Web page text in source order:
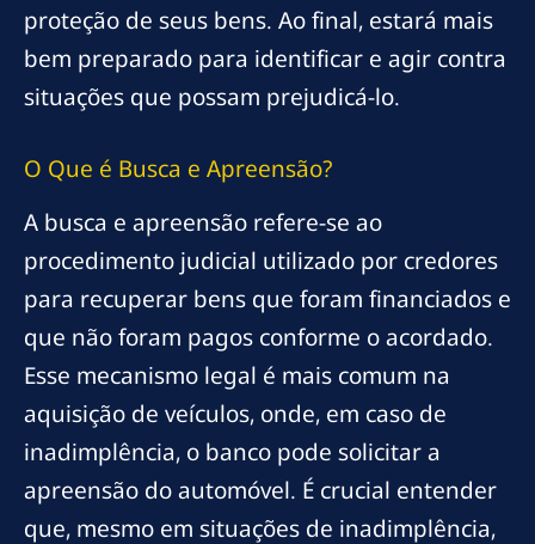
proteção de seus bens. Ao final, estará mais
bem preparado para identificar e agir contra
situações que possam prejudicá-lo.
O Que é Busca e Apreensão?
A busca e apreensão refere-se ao
procedimento judicial utilizado por credores
para recuperar bens que foram financiados e
que não foram pagos conforme o acordado.
Esse mecanismo legal é mais comum na
aquisição de veículos, onde, em caso de
inadimplência, o banco pode solicitar a
apreensão do automóvel. É crucial entender
que, mesmo em situações de inadimplência,